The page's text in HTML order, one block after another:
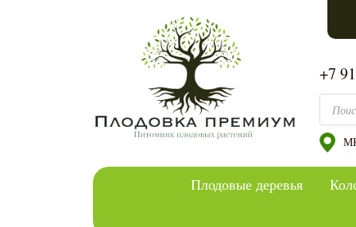
+7
Плодовые деревья